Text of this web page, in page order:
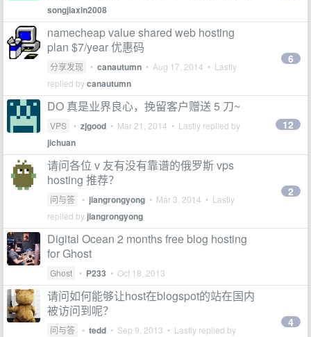
songjiaxin2008
namecheap value shared web hosting
plan $7/year 优惠码
分享发现 • canautumn • Aug 17, 2014 • Lastly
replied bycanautumn
6
DO 真是业界良心，挽留客户赠送 5 刀~
VPS • zjgood • Mar 21, 2014 • Lastly replied by
jichuan
12
请问各位 v 友有没有靠谱的俄罗斯 vps
hosting 推荐？
问与答 • jiangrongyong • Mar 3, 2014 • Lastly
replied by jiangrongyong
2
Digital Ocean 2 months free blog hosting
for Ghost
Ghost • P233 • Oct 18, 2013
请问如何能够让host在blogspot的站在国内
被访问到呢？
问与答 • tedd • Sep 9, 2013 • Lastly replied by
4